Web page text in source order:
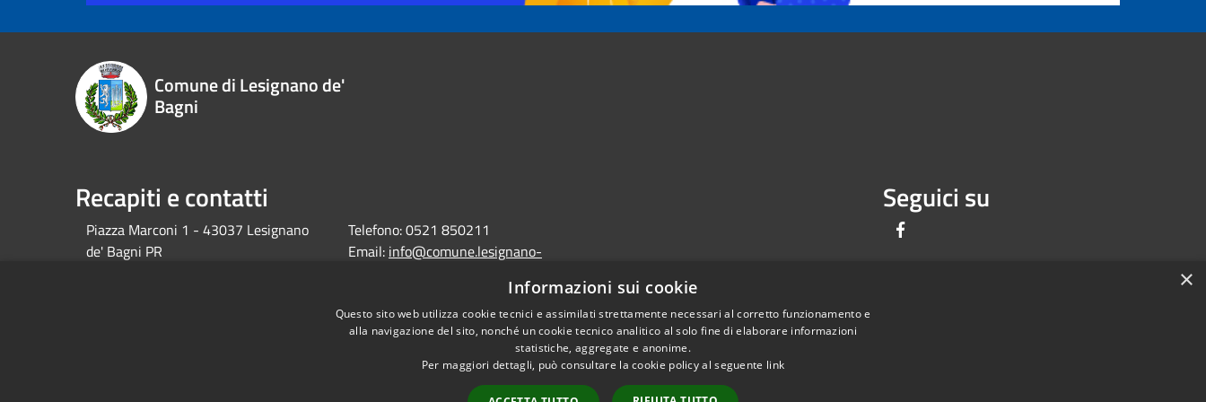
Comune di Lesignano de'
Bagni
Recapiti e contatti
Piazza Marconi 1 - 43037 Lesignano
de' Bagni PR
Telefono:0521 850211
Email: info@comune.lesignano-
protocollo@postacert.comune.lesignano-
debagni.pr.it
Seguici su
×
Informazioni sui cookie
Questo sito web utilizza cookie tecnici e assimilati strettamente necessari al corretto funzionamento e
alla navigazione del sito, nonché un cookie tecnico analitico al solo fine di elaborare informazioni
statistiche, aggregate e anonime.
Per maggiori dettagli, può consultare la cookie policy al seguente link